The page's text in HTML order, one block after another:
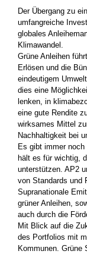
Der Übergang zu
umfangreiche
globales
Klimawandel.
Grüne Anleihen
Erlösen und die
eindeutigem
dies eine
lenken, in
eine gute Rendite
wirksames Mittel
Nachhaltigkeit bei
Es gibt immer noch
hält es für wichtig,
unterstützen. AP2
von Standards und
Supranationale
grüner Anleihen,
auch durch die
Mit Blick auf die
des Portfolios mit
Kommunen. Grüne